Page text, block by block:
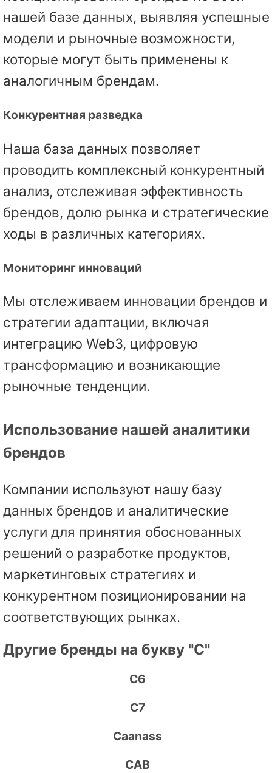
нашей базе данных, выявляя успешные
модели и рыночные возможности,
которые могут быть применены к
аналогичным брендам.
Конкурентная разведка
Наша база данных позволяет
проводить комплексный конкурентный
анализ, отслеживая эффективность
брендов, долю рынка и стратегические
ходы в различных категориях.
Мониторинг инноваций
Мы отслеживаем инновации брендов и
стратегии адаптации, включая
интеграцию Web3, цифровую
трансформацию и возникающие
рыночные тенденции.
Использование нашей аналитики
брендов
Компании используют нашу базу
данных брендов и аналитические
услуги для принятия обоснованных
решений о разработке продуктов,
маркетинговых стратегиях и
конкурентном позиционировании на
соответствующих рынках.
Другие бренды на букву "C"
C6
C7
Caanass
CAB